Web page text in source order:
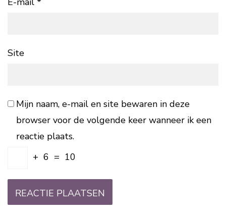
Site
Mijn naam, e-mail en site bewaren in deze
browser voor de volgende keer wanneer ik een
reactie plaats.
+ 6 = 10